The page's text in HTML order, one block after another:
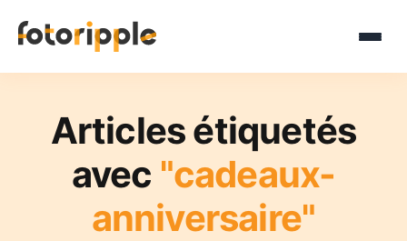
Articles étiquetés
avec "cadeaux-
anniversaire"